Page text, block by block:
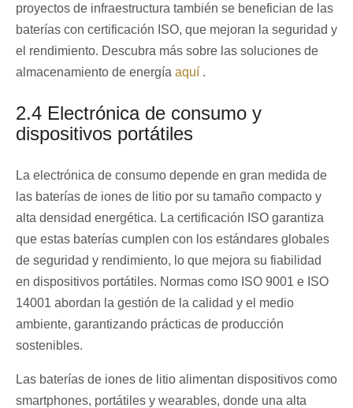
proyectos de infraestructura también se benefician de las
baterías con certificación ISO, que mejoran la seguridad y
el rendimiento. Descubra más sobre las soluciones de
almacenamiento de energía aquí .
2.4 Electrónica de consumo y
dispositivos portátiles
La electrónica de consumo depende en gran medida de
las baterías de iones de litio por su tamaño compacto y
alta densidad energética. La certificación ISO garantiza
que estas baterías cumplen con los estándares globales
de seguridad y rendimiento, lo que mejora su fiabilidad
en dispositivos portátiles. Normas como ISO 9001 e ISO
14001 abordan la gestión de la calidad y el medio
ambiente, garantizando prácticas de producción
sostenibles.
Las baterías de iones de litio alimentan dispositivos como
smartphones, portátiles y wearables, donde una alta